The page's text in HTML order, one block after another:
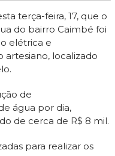
terça-feira, 17, que o
do bairro Caimbé foi
elétrica e
artesiano, localizado
de
água por dia,
de cerca de R$ 8 mil.
para realizar os